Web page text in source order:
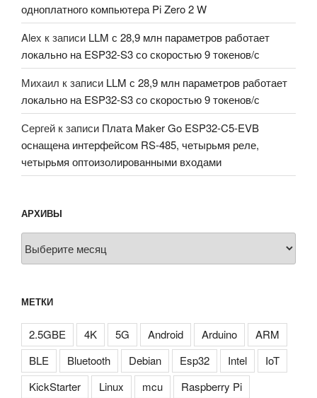
одноплатного компьютера Pi Zero 2 W
Alex к записи LLM с 28,9 млн параметров работает
локально на ESP32-S3 со скоростью 9 токенов/с
Михаил к записи LLM с 28,9 млн параметров работает
локально на ESP32-S3 со скоростью 9 токенов/с
Сергей к записи Плата Maker Go ESP32-C5-EVB
оснащена интерфейсом RS-485, четырьмя реле,
четырьмя оптоизолированными входами
АРХИВЫ
МЕТКИ
2.5GBE 4K 5G Android Arduino
ARM
BLE
Bluetooth Debian Esp32 Intel
IoT
KickStarter
Linux mcu
Raspberry Pi